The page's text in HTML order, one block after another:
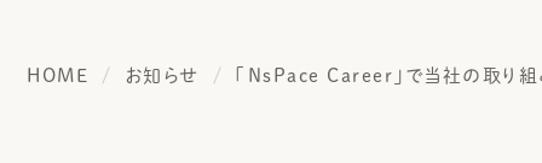
HOME お知らせ 「NsPace Career」で当社の取り